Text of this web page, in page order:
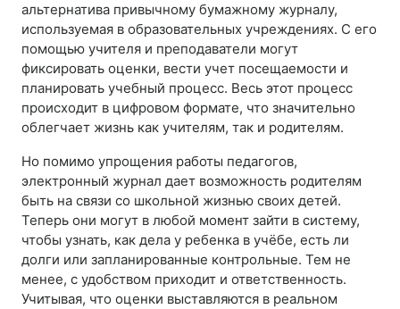
альтернатива привычному бумажному журналу,
используемая в образовательных учреждениях. С его
помощью учителя и преподаватели могут
фиксировать оценки, вести учет посещаемости и
планировать учебный процесс. Весь этот процесс
происходит в цифровом формате, что значительно
облегчает жизнь как учителям, так и родителям.
Но помимо упрощения работы педагогов,
электронный журнал дает возможность родителям
быть на связи со школьной жизнью своих детей.
Теперь они могут в любой момент зайти в систему,
чтобы узнать, как дела у ребенка в учёбе, есть ли
долги или запланированные контрольные. Тем не
менее, с удобством приходит и ответственность.
Учитывая, что оценки выставляются в реальном